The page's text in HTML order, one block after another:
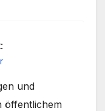
und
öffentlichem